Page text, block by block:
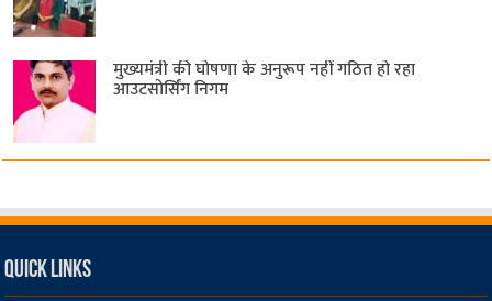
मुख्यमंत्री की घोषणा के अनुरूप नहीं गठित हो रहा
आउटसोर्सिंग निगम
Quick Links